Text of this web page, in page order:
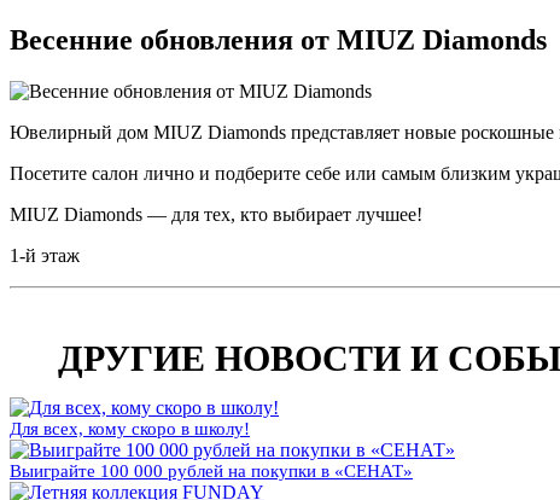
Весенние обновления от MIUZ Diamonds
Ювелирный дом MIUZ Diamonds представляет новые роскошные
Посетите салон лично и подберите себе или самым близким
MIUZ Diamonds — для тех, кто выбирает лучшее!
1-й этаж
ДРУГИЕ НОВОСТИ И
Для всех, кому скоро в школу!
Выиграйте 100 000 рублей на покупки в «СЕНАТ»